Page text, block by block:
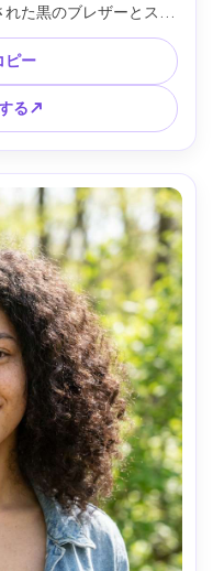
た黒のブレザーとステ
す。深い青のスタジオ
リムを備えたハードキ
、100mm;密接なフレー
ドマガジングレード、超
4:5
ピー
る↗